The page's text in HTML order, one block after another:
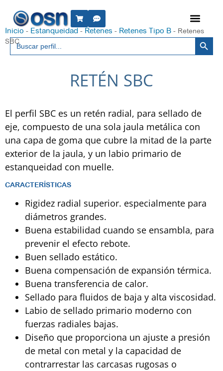
Buscar: Botón
Inicio - Estanqueidad - Retenes - Retenes Tipo B - Retenes
SBC
RETÉN SBC
El perfil SBC es un retén radial, para sellado de
eje, compuesto de una sola jaula metálica con
una capa de goma que cubre la mitad de la parte
exterior de la jaula, y un labio primario de
estanqueidad con muelle.
CARACTERÍSTICAS
Rigidez radial superior. especialmente para
diámetros grandes.
Buena estabilidad cuando se ensambla, para
prevenir el efecto rebote.
Buen sellado estático.
Buena compensación de expansión térmica.
Buena transferencia de calor.
Sellado para fluidos de baja y alta viscosidad.
Labio de sellado primario moderno con
fuerzas radiales bajas.
Diseño que proporciona un ajuste a presión
de metal con metal y la capacidad de
contrarrestar las carcasas rugosas o